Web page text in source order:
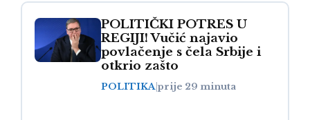
POLITIČKI POTRES U
REGIJI! Vučić najavio
povlačenje s čela Srbije i
otkrio zašto
POLITIKAprije 29 minuta